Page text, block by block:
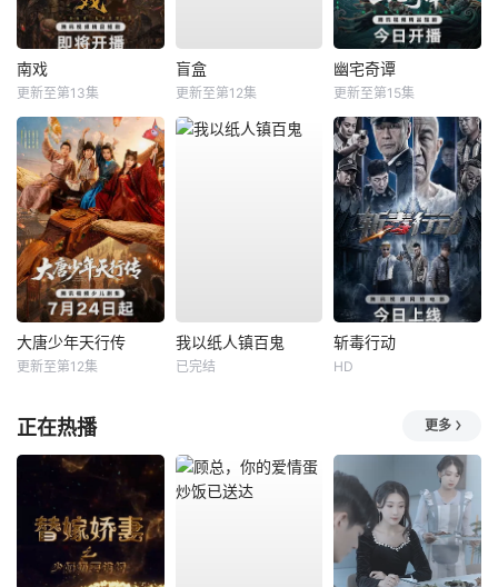
南戏
更新至第13集
盲盒
更新至第12集
幽宅奇谭
更新至第15集
大唐少年天行传
更新至第12集
我以纸人镇百鬼
已完结
斩毒行动
HD
正在热播 更多